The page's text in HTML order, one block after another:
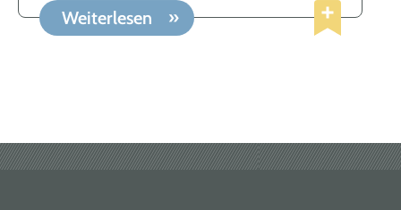
Alltag ist daher nicht zu unterschätzen. Was
können touristische Dienstleister konkret im
dürfen sich über viel Natürlichkeit,
schadstoffarme Materialien und hochwertiges
respektieren und somit einen positiven
Nutzen bringen. Generell gilt: Je mehr ein
bewusst & nachhaltig – bei uns im
Weiterlesen